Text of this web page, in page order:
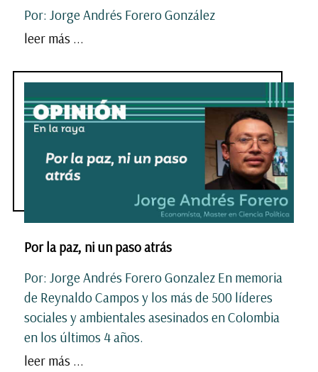
Por: Jorge Andrés Forero González
leer más ...
Por la paz, ni un paso atrás
Por: Jorge Andrés Forero Gonzalez En memoria
de Reynaldo Campos y los más de 500 líderes
sociales y ambientales asesinados en Colombia
en los últimos 4 años.
leer más ...